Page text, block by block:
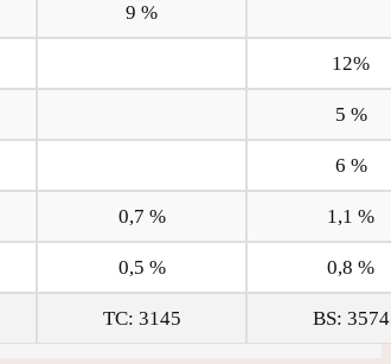
9 %
12%
5 %
6 %
0,7 % 1,1 %
0,5 % 0,8 %
TC: 3145 BS: 3574